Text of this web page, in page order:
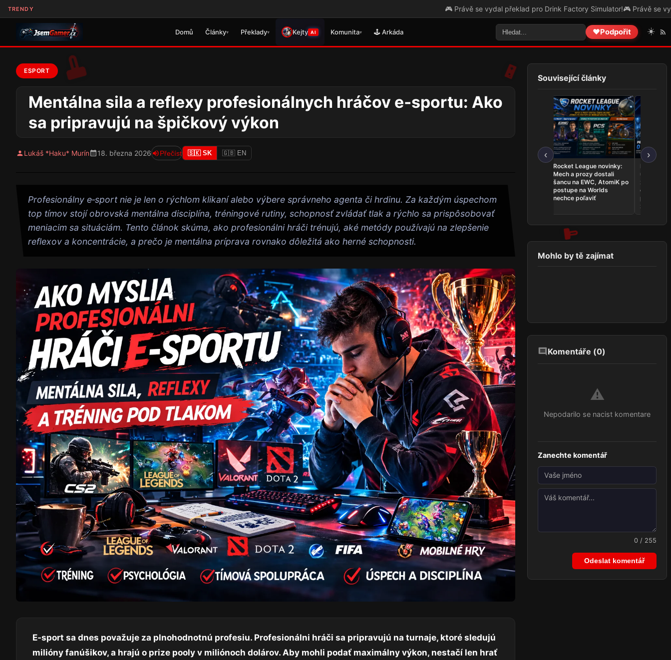
TRENDY 🎮 Právě se vydal překlad pro Drink Factory Simulator!🎮 Právě se vydal překlad pro The Legend
Domů Články▾ Překlady▾ Kejty AI Komunita▾ 🕹️ Arkáda ❤️Podpořit ☀️
ESPORT
Mentálna sila a reflexy profesionálnych hráčov e‑sportu: Ako
sa pripravujú na špičkový výkon
Lukáš *Haku* Murín 18. března 2026 Přečíst 🇸🇰 SK 🇬🇧 EN
Profesionálny e‑sport nie je len o rýchlom klikaní alebo výbere správneho agenta či hrdinu. Za každým úspechom
top tímov stojí obrovská mentálna disciplína, tréningové rutiny, schopnosť zvládať tlak a rýchlo sa prispôsobovať
meniacim sa situáciám. Tento článok skúma, ako profesionálni hráči trénujú, aké metódy používajú na zlepšenie
reflexov a koncentrácie, a prečo je mentálna príprava rovnako dôležitá ako herné schopnosti.
E‑sport sa dnes považuje za plnohodnotnú profesiu. Profesionálni hráči sa pripravujú na turnaje, ktoré sledujú
milióny fanúšikov, a hrajú o prize pooly v miliónoch dolárov. Aby mohli podať maximálny výkon, nestačí len hrať
Související články
‹
BoostGate dlhuje hráčom
Rocket League novinky:
Mech a prozy dostali
šancu na EWC, AtomiK po
postupe na Worlds
nechce poľaviť
udalosti
zahrá o
ovládli
predstavil
zostavu
›
Mohlo by tě zajímat
Komentáře (0)
⚠️
Nepodarilo se nacist komentare
Zanechte komentář
0 / 255
Odeslat komentář